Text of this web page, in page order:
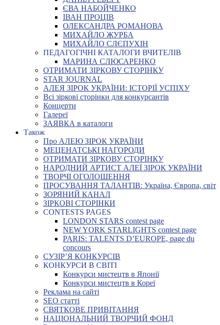
ЄВА НАБОЙЧЕНКО
ІВАН ПРОЦІВ
ОЛЕКСАНДРА РОМАНОВА
МИХАЙЛО ЖУРБА
МИХАЙЛО СЛЄПУХІН
ПЕДАГОГІЧНІ КАТАЛОГИ ВЧИТЕЛІВ
МАРИНА СЛЮСАРЕНКО
ОТРИМАТИ ЗІРКОВУ СТОРІНКУ
STAR JOURNAL
АЛЕЯ ЗІРОК УКРАЇНИ: ІСТОРІЇ УСПІХУ
Всі зіркові сторінки для конкурсантів
Концерти
Галереї
ЗАЯВКА в каталоги
Також
Про АЛЕЮ ЗІРОК УКРАЇНИ
МЕЦЕНАТСЬКІ НАГОРОДИ
ОТРИМАТИ ЗІРКОВУ СТОРІНКУ
НАРОДНИЙ АРТИСТ АЛЕЇ ЗІРОК УКРАЇНИ
ТВОРЧІ ОГОЛОШЕННЯ
ПРОСУВАННЯ ТАЛАНТІВ: Україна, Європа, світ
ЗОРЯНИЙ КАНАЛ
ЗІРКОВІ СТОРІНКИ
CONTESTS PAGES
LONDON STARS contest page
NEW YORK STARLIGHTS contest page
PARIS: TALENTS D’EUROPE, page du
concours
СУЗІР’Я КОНКУРСІВ
КОНКУРСИ В СВІТІ
Конкурси мистецтв в Японії
Конкурси мистецтв в Кореї
Реклама на сайті
SEO статті
СВЯТКОВЕ ПРИВІТАННЯ
НАЦІОНАЛЬНИЙ ТВОРЧИЙ ФОНД